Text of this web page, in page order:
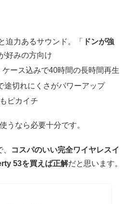
迫力あるサウンド。「
ドンが強
好みの方向け
ース込みで40時間の長時間再生
途切れにくさがパワーアップ
ピカイチ
うなら必要十分です。
コスパのいい完全ワイヤレスイ
53を買えば正解だと思います。